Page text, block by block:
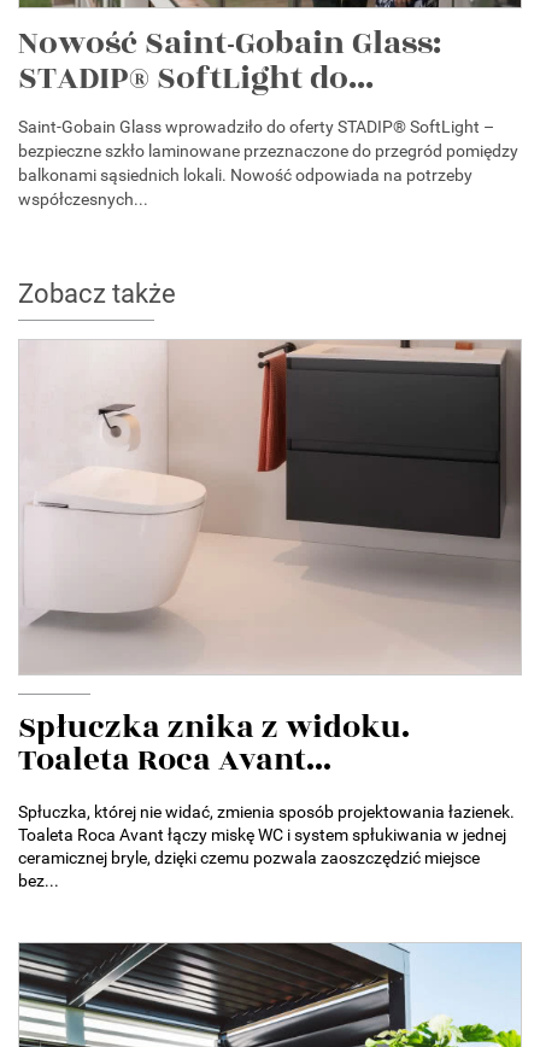
Nowość Saint-Gobain Glass:
STADIP® SoftLight do...
Saint-Gobain Glass wprowadziło do oferty STADIP® SoftLight –
bezpieczne szkło laminowane przeznaczone do przegród pomiędzy
balkonami sąsiednich lokali. Nowość odpowiada na potrzeby
współczesnych...
Zobacz także
Spłuczka znika z widoku.
Toaleta Roca Avant...
Spłuczka, której nie widać, zmienia sposób projektowania łazienek.
Toaleta Roca Avant łączy miskę WC i system spłukiwania w jednej
ceramicznej bryle, dzięki czemu pozwala zaoszczędzić miejsce
bez...